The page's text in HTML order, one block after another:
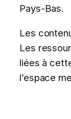
Pays-Bas.
Les
Les
liées à
l’espace